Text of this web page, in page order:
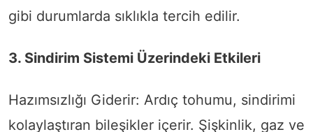
gibi durumlarda sıklıkla tercih edilir.
3. Sindirim Sistemi Üzerindeki Etkileri
Hazımsızlığı Giderir: Ardıç tohumu, sindirimi
kolaylaştıran bileşikler içerir. Şişkinlik, gaz ve